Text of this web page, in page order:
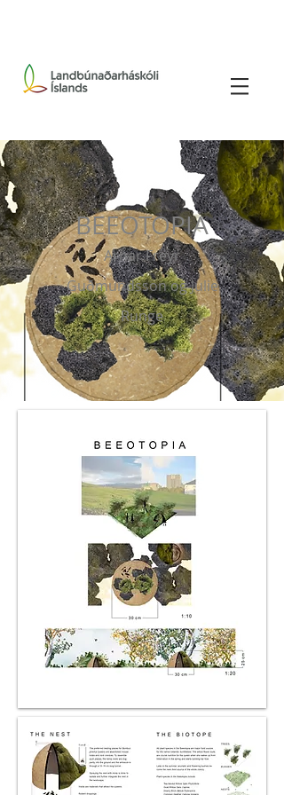
BEEOTOPIA
Arnar Freyr
Guðmundsson og Julie
Runge